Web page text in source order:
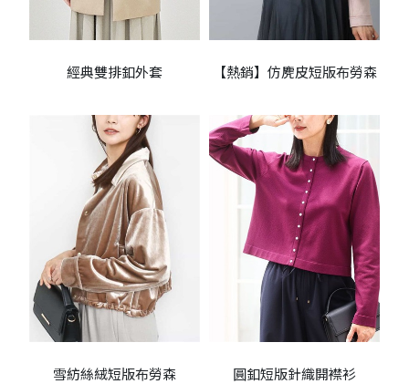
經典雙排釦外套 【熱銷】仿麂皮短版布勞森
雪紡絲絨短版布勞森 圓釦短版針織開襟衫